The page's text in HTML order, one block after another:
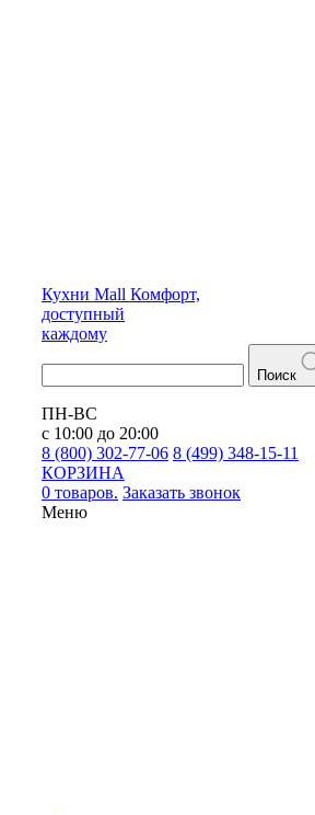
Кухни Mall Комфорт,
доступный
каждому
Поиск
ПН-ВС
с 10:00 до 20:00
8 (800) 302-77-06 8 (499) 348-15-11
КОРЗИНА
0 товаров. Заказать звонок
Меню